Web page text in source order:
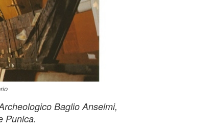
Baglio Anselmi,
Punica.